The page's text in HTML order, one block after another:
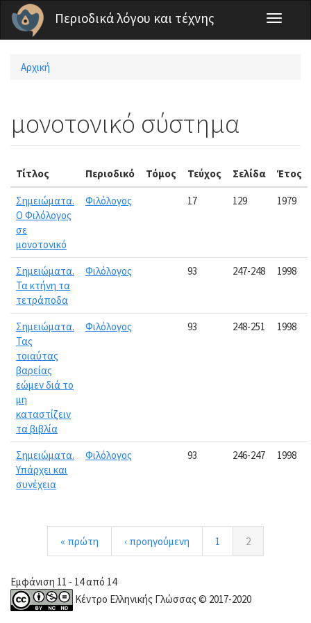
Παράκαμψη προς το κυρίως περιεχόμενο
Περιοδικά λόγου και τέχνης
Toggle
Είστε εδώ
Αρχική
μονοτονικό σύστημα
Τίτλος Περιοδικό Τόμος Τεύχος Σελίδα Έτος
Σημειώματα.
Ο Φιλόλογος
σε
μονοτονικό
Φιλόλογος 17 129 1979
Σημειώματα.
Τα κτήνη τα
τετράποδα
Φιλόλογος 93 247-248 1998
Σημειώματα.
Τας
τοιαύτας
βαρείας
εώμεν διά το
μη
καταστίζειν
τα βιβλία
Φιλόλογος 93 248-251 1998
Σημειώματα.
Υπάρχει και
συνέχεια
Φιλόλογος 93 246-247 1998
« πρώτη ‹ προηγούμενη 1 2
Εμφάνιση 11 - 14 από 14
Κέντρο Ελληνικής Γλώσσας © 2017-2020